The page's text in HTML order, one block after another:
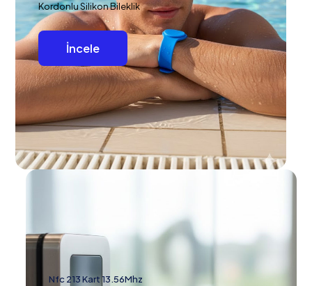
Kordonlu Silikon Bileklik
İncele
Nfc 213 Kart 13.56Mhz